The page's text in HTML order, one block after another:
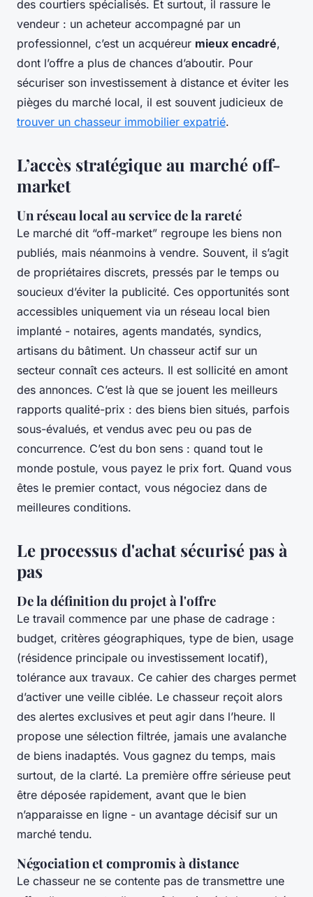
des courtiers spécialisés. Et surtout, il rassure le
vendeur : un acheteur accompagné par un
professionnel, c’est un acquéreur mieux encadré,
dont l’offre a plus de chances d’aboutir. Pour
sécuriser son investissement à distance et éviter les
pièges du marché local, il est souvent judicieux de
trouver un chasseur immobilier expatrié.
L’accès stratégique au marché off-
market
Un réseau local au service de la rareté
Le marché dit “off-market” regroupe les biens non
publiés, mais néanmoins à vendre. Souvent, il s’agit
de propriétaires discrets, pressés par le temps ou
soucieux d’éviter la publicité. Ces opportunités sont
accessibles uniquement via un réseau local bien
implanté - notaires, agents mandatés, syndics,
artisans du bâtiment. Un chasseur actif sur un
secteur connaît ces acteurs. Il est sollicité en amont
des annonces. C’est là que se jouent les meilleurs
rapports qualité-prix : des biens bien situés, parfois
sous-évalués, et vendus avec peu ou pas de
concurrence. C’est du bon sens : quand tout le
monde postule, vous payez le prix fort. Quand vous
êtes le premier contact, vous négociez dans de
meilleures conditions.
Le processus d'achat sécurisé pas à
pas
De la définition du projet à l'offre
Le travail commence par une phase de cadrage :
budget, critères géographiques, type de bien, usage
(résidence principale ou investissement locatif),
tolérance aux travaux. Ce cahier des charges permet
d’activer une veille ciblée. Le chasseur reçoit alors
des alertes exclusives et peut agir dans l’heure. Il
propose une sélection filtrée, jamais une avalanche
de biens inadaptés. Vous gagnez du temps, mais
surtout, de la clarté. La première offre sérieuse peut
être déposée rapidement, avant que le bien
n’apparaisse en ligne - un avantage décisif sur un
marché tendu.
Négociation et compromis à distance
Le chasseur ne se contente pas de transmettre une